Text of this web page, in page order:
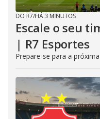
DO R7/HÁ 3 MINUTOS
Escale o seu
| R7 Esportes
Prepare-se para a